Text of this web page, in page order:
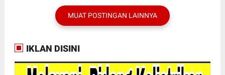
MUAT POSTINGAN LAINNYA
IKLAN DISINI